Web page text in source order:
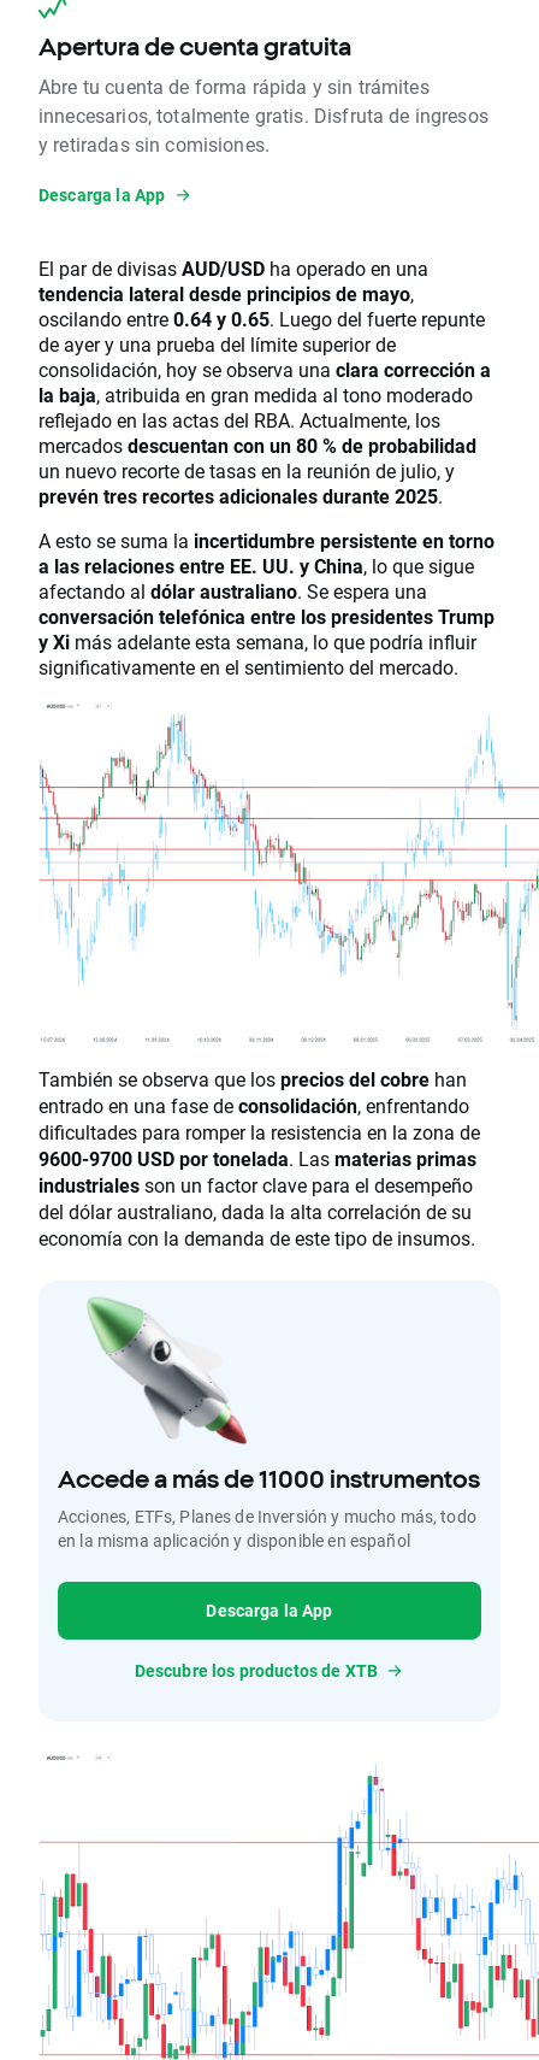
Apertura de cuenta gratuita
Abre tu cuenta de forma rápida y sin trámites
innecesarios, totalmente gratis. Disfruta de ingresos
y retiradas sin comisiones.
Descarga la App
El par de divisasAUD/USD ha operado en una
tendencia lateral desde principios de mayo,
oscilando entre0.64 y 0.65. Luego del fuerte repunte
de ayer y una prueba del límite superior de
consolidación, hoy se observa una clara corrección a
la baja, atribuida en gran medida al tono moderado
reflejado en las actas del RBA. Actualmente, los
mercadosdescuentan con un 80 % de probabilidad
un nuevo recorte de tasas en la reunión de julio, y
prevén tres recortes adicionales durante 2025.
A esto se suma la incertidumbre persistente en torno
a las relaciones entre EE. UU. y China, lo que sigue
afectando al dólar australiano. Se espera una
conversación telefónica entre los presidentes Trump
y Xi más adelante esta semana, lo que podría influir
significativamente en el sentimiento del mercado.
También se observa que losprecios del cobre han
entrado en una fase deconsolidación, enfrentando
dificultades para romper la resistencia en la zona de
9600-9700 USD por tonelada. Lasmaterias primas
industrialesson un factor clave para el desempeño
del dólar australiano, dada la alta correlación de su
economía con la demanda de este tipo de insumos.
Accede a más de 11000 instrumentos
Acciones, ETFs, Planes de Inversión y mucho más, todo
en la misma aplicación y disponible en español
Descarga la App
Descubre los productos de XTB